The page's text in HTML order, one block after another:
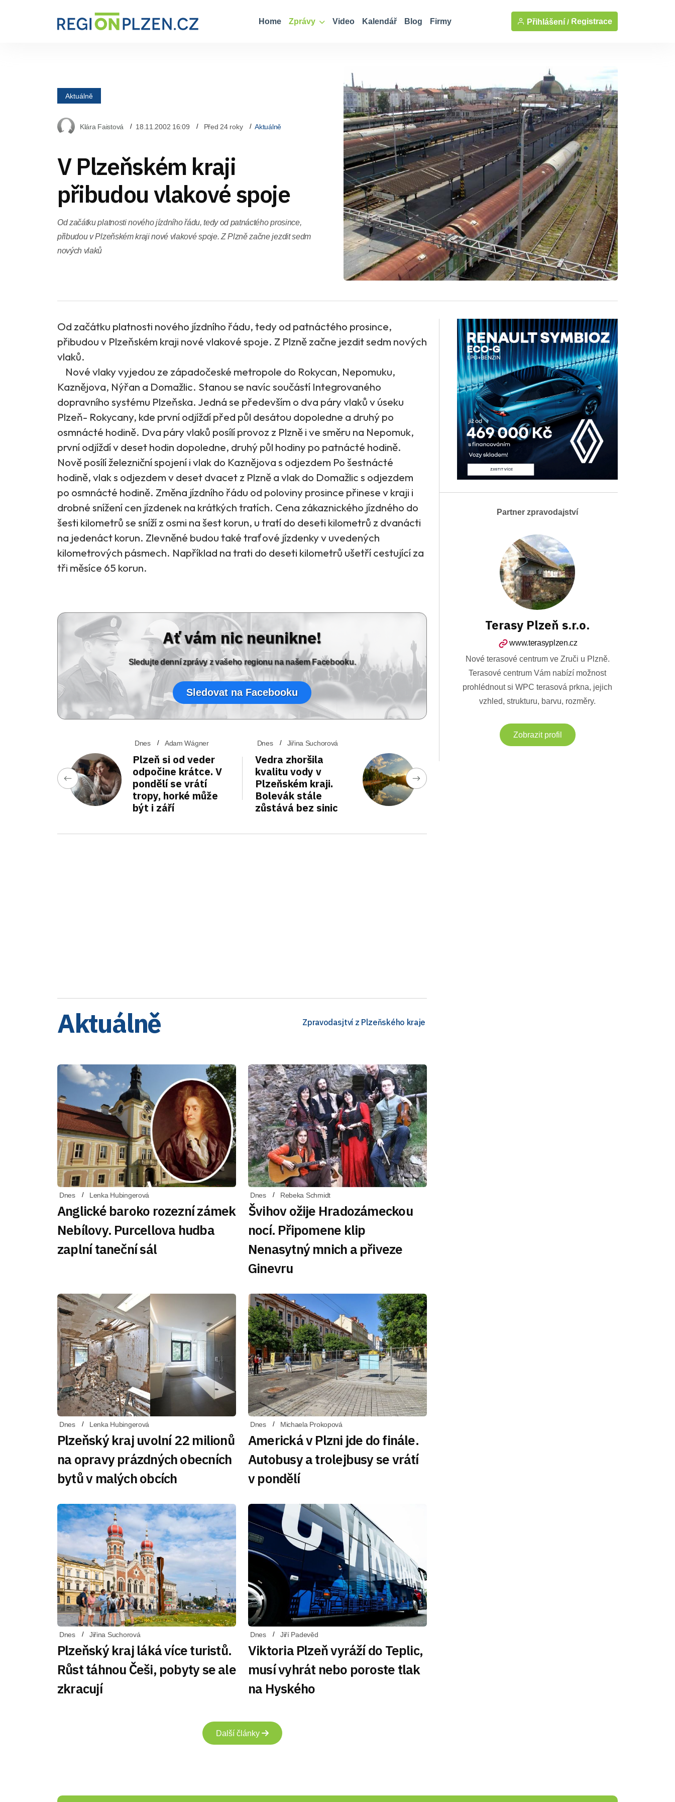
Home Zprávy Video Kalendář Blog Firmy Přihlášení / Registrace
Aktuálně
Klára Faistová 18.11.2002 16:09 Před 24 roky Aktuálně
V Plzeňském kraji
přibudou vlakové spoje
Od začátku platnosti nového jízdního řádu, tedy od patnáctého prosince,
přibudou v Plzeňském kraji nové vlakové spoje. Z Plzně začne jezdit sedm
nových vlaků
Od začátku platnosti nového jízdního řádu, tedy od patnáctého prosince,
přibudou v Plzeňském kraji nové vlakové spoje. Z Plzně začne jezdit sedm nových
vlaků.
Nové vlaky vyjedou ze západočeské metropole do Rokycan, Nepomuku,
Kaznějova, Nýřan a Domažlic. Stanou se navíc součástí Integrovaného
dopravního systému Plzeňska. Jedná se především o dva páry vlaků v úseku
Plzeň- Rokycany, kde první odjíždí před půl desátou dopoledne a druhý po
osmnácté hodině. Dva páry vlaků posílí provoz z Plzně i ve směru na Nepomuk,
první odjíždí v deset hodin dopoledne, druhý půl hodiny po patnácté hodině.
Nově posílí železniční spojení i vlak do Kaznějova s odjezdem Po šestnácté
hodině, vlak s odjezdem v deset dvacet z Plzně a vlak do Domažlic s odjezdem
po osmnácté hodině. Změna jízdního řádu od poloviny prosince přinese v kraji i
drobné snížení cen jízdenek na krátkých tratích. Cena zákaznického jízdného do
šesti kilometrů se sníží z osmi na šest korun, u tratí do deseti kilometrů z dvanácti
na jedenáct korun. Zlevněné budou také traťové jízdenky v uvedených
kilometrových pásmech. Například na trati do deseti kilometrů ušetří cestující za
tři měsíce 65 korun.
Ať vám nic neunikne!
Sledujte denní zprávy z vašeho regionu na našem Facebooku.
Sledovat na Facebooku
Dnes Adam Wágner
Plzeň si od veder
odpočine krátce. V
pondělí se vrátí
tropy, horké může
být i září
Dnes Jiřina Suchorová
Vedra zhoršila
kvalitu vody v
Plzeňském kraji.
Bolevák stále
zůstává bez sinic
Aktuálně Zpravodasjtví z Plzeňského kraje
Dnes Lenka Hubingerová
Anglické baroko rozezní zámek
Nebílovy. Purcellova hudba
zaplní taneční sál
Dnes Rebeka Schmidt
Švihov ožije Hradozámeckou
nocí. Připomene klip
Nenasytný mnich a přiveze
Ginevru
Dnes Lenka Hubingerová
Plzeňský kraj uvolní 22 milionů
na opravy prázdných obecních
bytů v malých obcích
Dnes Michaela Prokopová
Americká v Plzni jde do finále.
Autobusy a trolejbusy se vrátí
v pondělí
Dnes Jiřina Suchorová
Plzeňský kraj láká více turistů.
Růst táhnou Češi, pobyty se ale
zkracují
Dnes Jiří Padevěd
Viktoria Plzeň vyráží do Teplic,
musí vyhrát nebo poroste tlak
na Hyského
Další články
Partner zpravodajství
Terasy Plzeň s.r.o.
www.terasyplzen.cz
Nové terasové centrum ve Zruči u Plzně.
Terasové centrum Vám nabízí možnost
prohlédnout si WPC terasová prkna, jejich
vzhled, strukturu, barvu, rozměry.
Zobrazit profil